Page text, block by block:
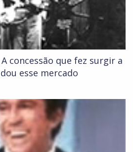
concessão que fez surgir a
esse mercado